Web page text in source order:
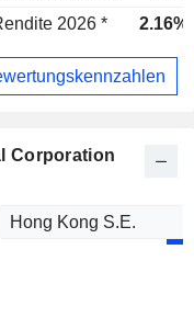
2026 * 2.16%
Corporation